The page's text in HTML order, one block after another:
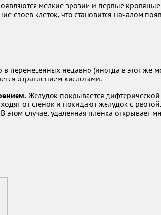
мелкие эрозии и первые
слоев клеток, что становится началом
в перенесенных недавно (иногда в этот
отравлением кислотами.
Желудок покрывается
от стенок и покидают желудок с
этом случае, удаленная пленка открывает